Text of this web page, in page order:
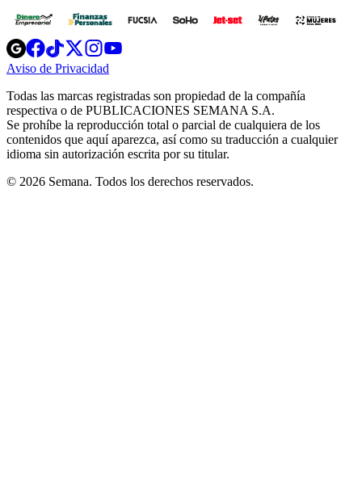
Opens
in
new
Opens
in
new
Opens
in
new
window
Opens
new
windowwindow
Aviso de Privacidad
new
window
Todas las marcas registradas son propiedad de la compañía
respectiva o de PUBLICACIONES SEMANA S.A.
Se prohíbe la reproducción total o parcial de cualquiera de los
contenidos que aquí aparezca, así como su traducción a cualquier
idioma sin autorización escrita por su titular.
© 2026 Semana. Todos los derechos reservados.